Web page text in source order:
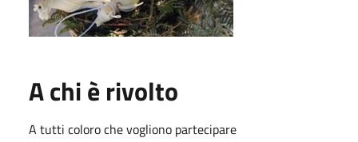
A chi è rivolto
A tutti coloro che vogliono partecipare